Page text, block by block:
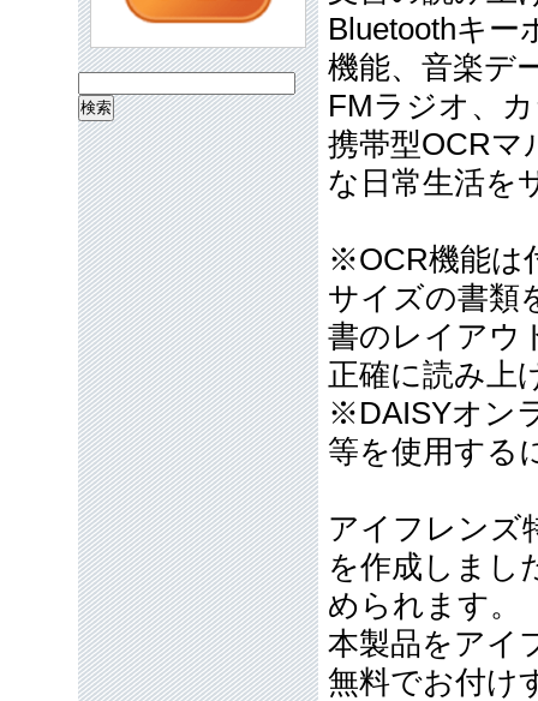
Bluetoothキ
機能、音楽デ
FMラジオ、
携帯型OCRマ
な日常生活を
※OCR機能は
サイズの書類
書のレイアウ
正確に読み上
※DAISYオン
等を使用する
アイフレンズ
を作成しまし
められます。
本製品をアイ
無料でお付け
索: